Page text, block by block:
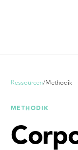
Ressourcen/Methodik
METHODIK